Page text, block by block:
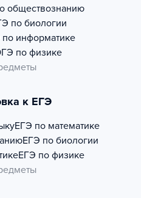
обществознанию
по биологии
информатике
по физике
к ЕГЭ
ЕГЭ по математике
ЕГЭ по биологии
ЕГЭ по физике